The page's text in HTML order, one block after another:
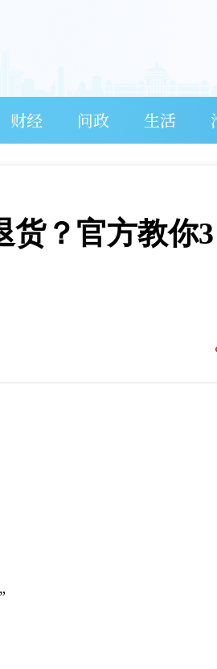
财经 问政 生活
货？官方教你3